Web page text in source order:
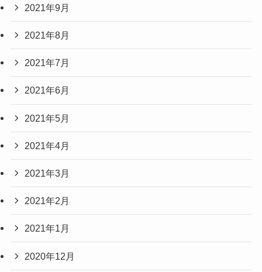
2021年9月
2021年8月
2021年7月
2021年6月
2021年5月
2021年4月
2021年3月
2021年2月
2021年1月
2020年12月